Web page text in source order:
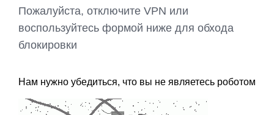
Пожалуйста, отключите VPN или
воспользуйтесь формой ниже для обхода
блокировки
Нам нужно убедиться, что вы не являетесь роботом